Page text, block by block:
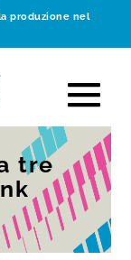
produzione nel
tre